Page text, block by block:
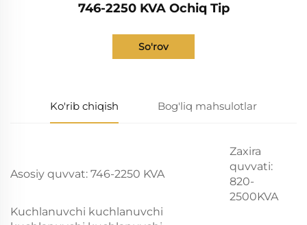
746-2250 KVA Ochiq Tip
So'rov
Ko'rib chiqish Bog'liq mahsulotlar
Asosiy quvvat: 746-2250 KVA
Zaxira
quvvati:
820-
2500KVA
Kuchlanuvchi kuchlanuvchi